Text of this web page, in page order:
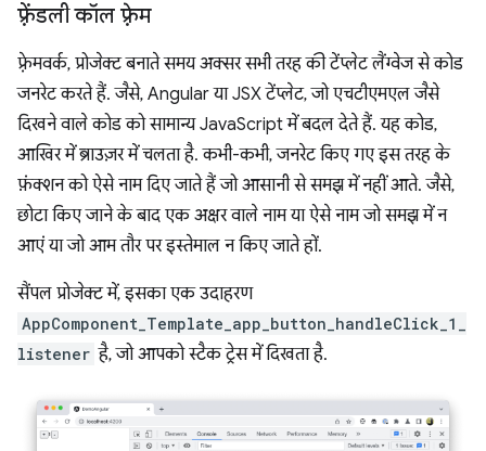
फ़्रेंडली कॉल फ़्रेम
फ़्रेमवर्क, प्रोजेक्ट बनाते समय अक्सर सभी तरह की टेंप्लेट लैंग्वेज से कोड
जनरेट करते हैं. जैसे, Angular या JSX टेंप्लेट, जो एचटीएमएल जैसे
दिखने वाले कोड को सामान्य JavaScript में बदल देते हैं. यह कोड,
आखिर में ब्राउज़र में चलता है. कभी-कभी, जनरेट किए गए इस तरह के
फ़ंक्शन को ऐसे नाम दिए जाते हैं जो आसानी से समझ में नहीं आते. जैसे,
छोटा किए जाने के बाद एक अक्षर वाले नाम या ऐसे नाम जो समझ में न
आएं या जो आम तौर पर इस्तेमाल न किए जाते हों.
सैंपल प्रोजेक्ट में, इसका एक उदाहरण
AppComponent_Template_app_button_handleClick_1_
listener है, जो आपको स्टैक ट्रेस में दिखता है.